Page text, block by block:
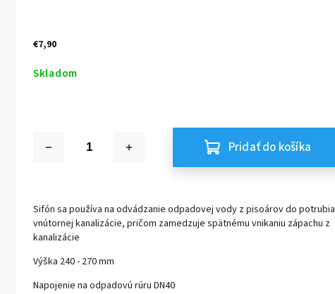
€7,90
Skladom
Pridať do košíka
Sifón sa používa na odvádzanie odpadovej vody z pisoárov do potrubia
vnútornej kanalizácie, pričom zamedzuje spätnému vnikaniu zápachu z
kanalizácie
Výška 240 - 270 mm
Napojenie na odpadovú rúru DN40